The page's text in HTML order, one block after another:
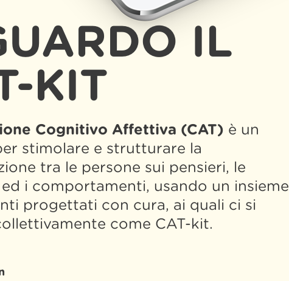
IL
KIT
Cognitivo Affettiva (CAT) è un
stimolare e strutturare la
tra le persone sui pensieri, le
i comportamenti, usando un insieme
progettati con cura, ai quali ci si
come CAT-kit.